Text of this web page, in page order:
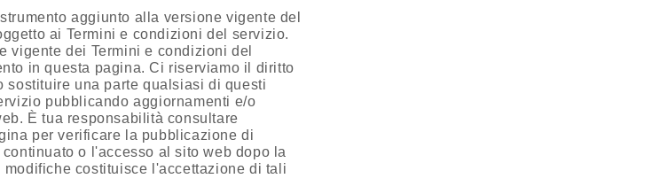
aggiunto alla versione vigente del
ai Termini e condizioni del servizio.
vigente dei Termini e condizioni del
in questa pagina. Ci riserviamo il diritto
sostituire una parte qualsiasi di questi
pubblicando aggiornamenti e/o
È tua responsabilità consultare
per verificare la pubblicazione di
o l'accesso al sito web dopo la
costituisce l'accettazione di tali